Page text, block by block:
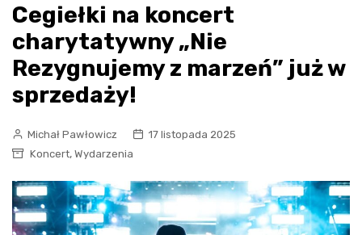
Cegiełki na koncert
charytatywny „Nie
Rezygnujemy z marzeń” już w
sprzedaży!
Michał Pawłowicz
17 listopada 2025
Koncert, Wydarzenia